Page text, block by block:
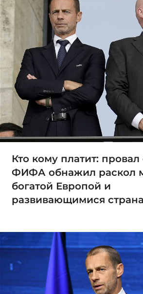
Кто кому платит:
ФИФА обнажил раскол
богатой Европой и
развивающимися